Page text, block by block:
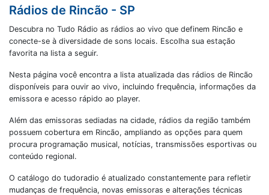
Rádios de Rincão - SP
Descubra no Tudo Rádio as rádios ao vivo que definem Rincão e
conecte-se à diversidade de sons locais. Escolha sua estação
favorita na lista a seguir.
Nesta página você encontra a lista atualizada das rádios de Rincão
disponíveis para ouvir ao vivo, incluindo frequência, informações da
emissora e acesso rápido ao player.
Além das emissoras sediadas na cidade, rádios da região também
possuem cobertura em Rincão, ampliando as opções para quem
procura programação musical, notícias, transmissões esportivas ou
conteúdo regional.
O catálogo do tudoradio é atualizado constantemente para refletir
mudanças de frequência, novas emissoras e alterações técnicas